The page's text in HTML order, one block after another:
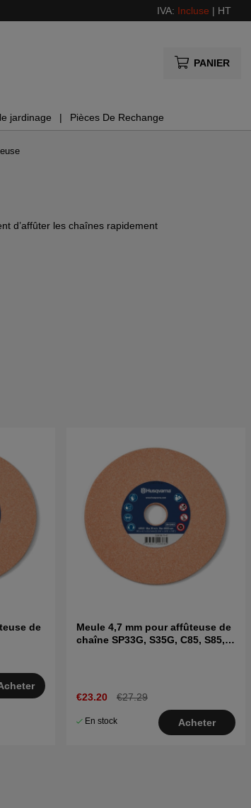
IVA: Incluse | HT
PANIER
jardinage Pièces De Rechange
d’affûter les chaînes rapidement
de
Meule 4,7 mm pour affûteuse de
chaîne SP33G, S35G, C85, S85,
€23.20 €27.29
En stock Acheter